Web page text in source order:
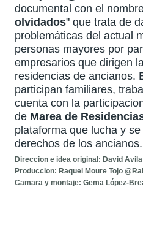
documental con el
olvidados" que trata de
problemáticas del actual
personas mayores por
empresarios que dirigen
residencias de ancianos.
participan familiares,
cuenta con la
de Marea de
plataforma que lucha y
derechos de los ancianos.
Direccion e idea original: David
Produccion: Raquel Moure Tojo
Camara y montaje: Gema López-